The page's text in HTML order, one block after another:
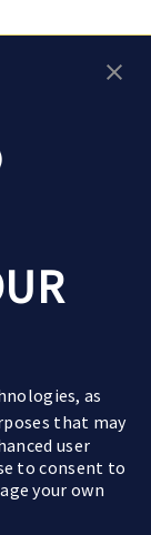
hier.
website
ter
as
that may
user
to consent to
your own